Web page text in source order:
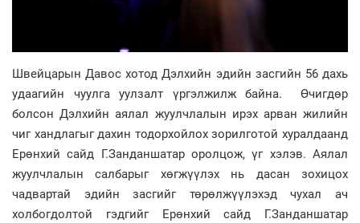
Швейцарын Давос хотод Дэлхийн эдийн засгийн 56 дахь
удаагийн чуулга уулзалт үргэлжилж байна. Өчигдөр
болсон Дэлхийн аялал жуулчлалын ирэх арван жилийн
чиг хандлагыг дахин тодорхойлох зорилготой хуралдаанд
Ерөнхий сайд Г.Занданшатар оролцож, үг хэлэв. Аялал
жуулчлалын салбарыг хөгжүүлэх нь дасан зохицох
чадвартай эдийн засгийг төрөлжүүлэхэд чухал ач
холбогдолтой гэдгийг Ерөнхий сайд Г.Занданшатар